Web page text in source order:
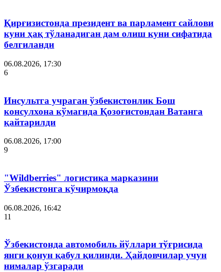
Қирғизистонда президент ва парламент сайлови
куни ҳақ тўланадиган дам олиш куни сифатида
белгиланди
06.08.2026, 17:30
6
Инсультга учраган ўзбекистонлик Бош
консулхона кўмагида Қозоғистондан Ватанга
қайтарилди
06.08.2026, 17:00
9
"Wildberries" логистика марказини
Ўзбекистонга кўчирмоқда
06.08.2026, 16:42
11
Ўзбекистонда автомобиль йўллари тўғрисида
янги қонун қабул қилинди. Ҳайдовчилар учун
нималар ўзгаради